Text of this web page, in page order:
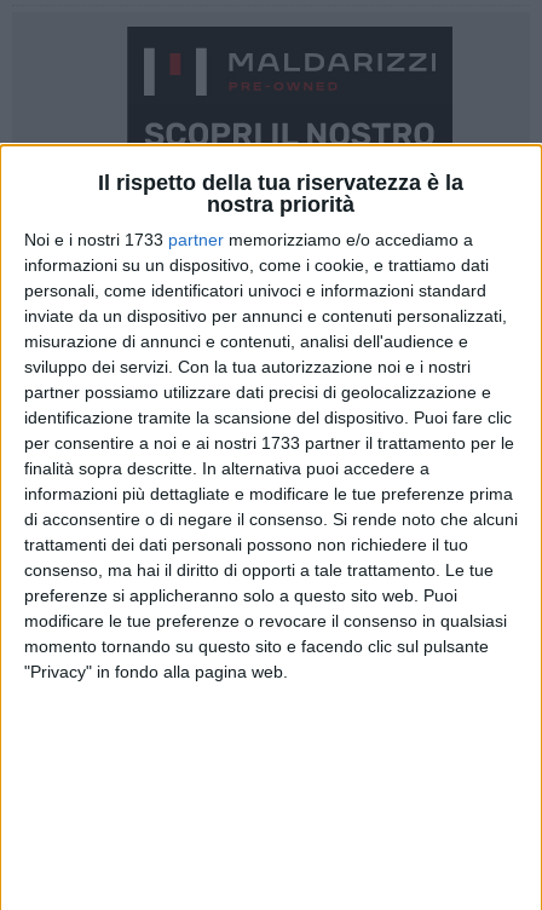
Il rispetto della tua riservatezza è la
nostra priorità
Noi e i nostri 1733 partner memorizziamo e/o accediamo a
informazioni su un dispositivo, come i cookie, e trattiamo dati
personali, come identificatori univoci e informazioni standard
inviate da un dispositivo per annunci e contenuti personalizzati,
misurazione di annunci e contenuti, analisi dell'audience e
sviluppo dei servizi. Con la tua autorizzazione noi e i nostri
partner possiamo utilizzare dati precisi di geolocalizzazione e
identificazione tramite la scansione del dispositivo. Puoi fare clic
per consentire a noi e ai nostri 1733 partner il trattamento per le
finalità sopra descritte. In alternativa puoi accedere a
informazioni più dettagliate e modificare le tue preferenze prima
di acconsentire o di negare il consenso. Si rende noto che alcuni
trattamenti dei dati personali possono non richiedere il tuo
consenso, ma hai il diritto di opporti a tale trattamento. Le tue
preferenze si applicheranno solo a questo sito web. Puoi
modificare le tue preferenze o revocare il consenso in qualsiasi
momento tornando su questo sito e facendo clic sul pulsante
"Privacy" in fondo alla pagina web.
La nuova fermata dei treni delle Ferrovie dello Stato a
Modugno è rinviata a data da destinarsi. Intanto l'assessore
regionale ai Trasporti Gianni Giannini incontrerà i vertici RFI
per fare il punto della situazione. Scongiurata l'apertura lo
scorso 15 dicembre resta da capire quali saranno i passi
successivi che le Ferrovie dovranno fare. Sulla questione
interviene anche il consigliere di maggioranza Paolo
Magrone nell'ultimo consiglio comunale.